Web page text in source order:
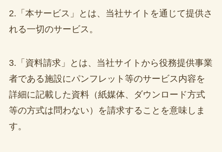
2.「本サービス」とは、当社サイトを通じて提供さ
れる一切のサービス。
3.「資料請求」とは、当社サイトから役務提供事業
者である施設にパンフレット等のサービス内容を
詳細に記載した資料（紙媒体、ダウンロード方式
等の方式は問わない）を請求することを意味しま
す。